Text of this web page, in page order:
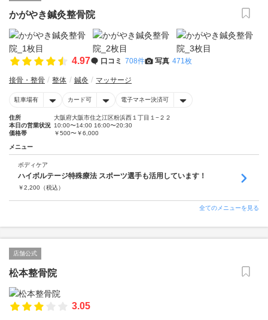
かがやき鍼灸整骨院
4.97 口コミ 708件 写真 471枚
接骨・整骨 整体 鍼灸 マッサージ
駐車場有 カード可 電子マネー決済可
住所
大阪府大阪市住之江区粉浜西１丁目１−２２
本日の営業状況 10:00〜14:00 16:00〜20:30
価格帯
￥500〜￥6,000
メニュー
ボディケア
ハイボルテージ特殊療法 スポーツ選手も活用しています！
￥2,200 （税込）
全てのメニューを見る
店舗公式
松本整骨院
3.05